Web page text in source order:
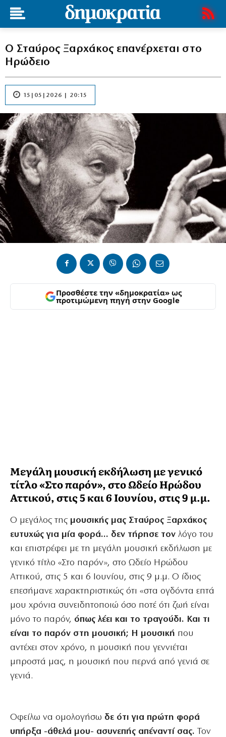
Ο Σταύρος Ξαρχάκος επανέρχεται στο
Ηρώδειο
15|05|2026 | 20:15
Προσθέστε την «δημοκρατία» ως
προτιμώμενη πηγή στην Google
Μεγάλη μουσική εκδήλωση με γενικό
τίτλο «Στο παρόν», στο Ωδείο Ηρώδου
Αττικού, στις 5 και 6 Ιουνίου, στις 9 μ.μ.
O μεγάλος της μουσικής μας Σταύρος Ξαρχάκος
ευτυχώς για μία φορά… δεν τήρησε τον λόγο του
και επιστρέφει με τη μεγάλη μουσική εκδήλωση με
γενικό τίτλο «Στο παρόν», στο Ωδείο Ηρώδου
Αττικού, στις 5 και 6 Ιουνίου, στις 9 μ.μ. Ο ίδιος
επεσήμανε χαρακτηριστικώς ότι «στα ογδόντα επτά
μου χρόνια συνειδητοποιώ όσο ποτέ ότι ζωή είναι
μόνο το παρόν, όπως λέει και το τραγούδι. Και τι
είναι το παρόν στη μουσική; Η μουσική που
αντέχει στον χρόνο, η μουσική που γεννιέται
μπροστά μας, η μουσική που περνά από γενιά σε
γενιά.
Οφείλω να ομολογήσω δε ότι για πρώτη φορά
υπήρξα -άθελά μου- ασυνεπής απέναντί σας. Τον